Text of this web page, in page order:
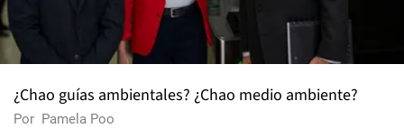
¿Chao guías ambientales? ¿Chao medio ambiente?
Por Pamela Poo